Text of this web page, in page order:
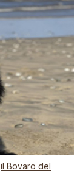
il Bovaro del